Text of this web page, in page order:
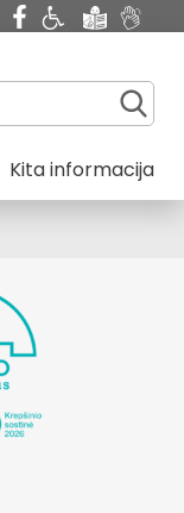
Kita informacija